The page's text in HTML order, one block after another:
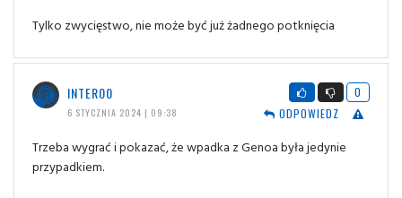
Tylko zwycięstwo, nie może być już żadnego potknięcia
INTER00
6 STYCZNIA 2024 | 09:38
0
ODPOWIEDZ
Trzeba wygrać i pokazać, że wpadka z Genoa była jedynie
przypadkiem.